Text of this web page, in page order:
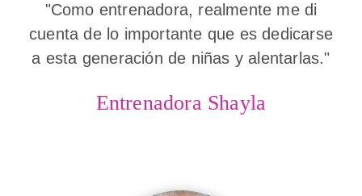
"Como entrenadora, realmente me di
cuenta de lo importante que es dedicarse
a esta generación de niñas y alentarlas."
Entrenadora Shayla